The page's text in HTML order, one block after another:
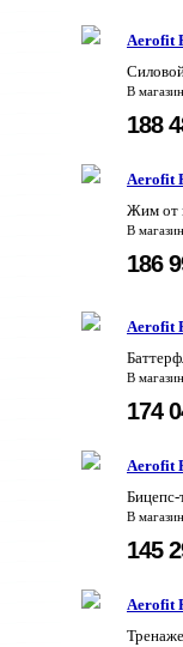
Aerofit
В
188
Aerofit
Жим от
В
186
Aerofit
В
174
Aerofit
В
145
Aerofit